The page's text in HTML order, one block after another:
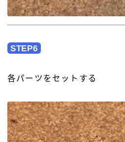
STEP6
各パーツをセットする